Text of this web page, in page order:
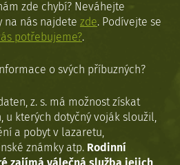
zde chybí? Neváhejte
na nás najdete zde. Podívejte se
potřebujeme?.
o svých příbuzných?
z. s. má možnost získat
u kterých dotyčný voják sloužil,
a pobyt v lazaretu,
známky atp. Rodinní